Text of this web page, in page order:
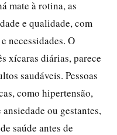
mate à rotina, as
e qualidade, com
necessidades. O
xícaras diárias, parece
saudáveis. Pessoas
como hipertensão,
ou gestantes,
saúde antes de